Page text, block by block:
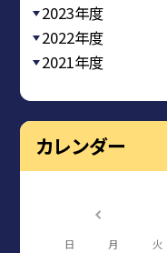
2023年度
2022年度
2021年度
カレンダー
日 月 火